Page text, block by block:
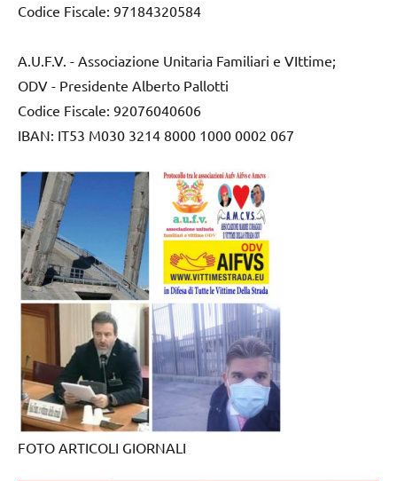
Codice Fiscale: 97184320584
A.U.F.V. - Associazione Unitaria Familiari e VIttime;
ODV - Presidente Alberto Pallotti
Codice Fiscale: 92076040606
IBAN: IT53 M030 3214 8000 1000 0002 067
FOTO ARTICOLI GIORNALI